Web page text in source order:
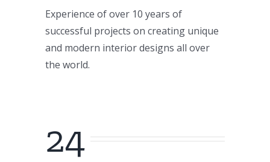
Experience of over 10 years of
successful projects on creating unique
and modern interior designs all over
the world.
24